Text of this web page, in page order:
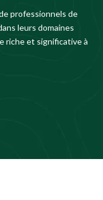
professionnels de
leurs domaines
riche et significative à